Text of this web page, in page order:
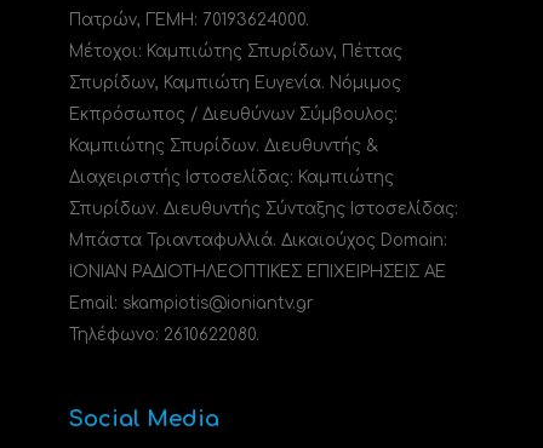
Πατρών, ΓΕΜΗ: 70193624000.
Μέτοχοι: Καμπιώτης Σπυρίδων, Πέττας
Σπυρίδων, Καμπιώτη Ευγενία. Νόμιμος
Εκπρόσωπος / Διευθύνων Σύμβουλος:
Καμπιώτης Σπυρίδων. Διευθυντής &
Διαχειριστής Ιστοσελίδας: Καμπιώτης
Σπυρίδων. Διευθυντής Σύνταξης Ιστοσελίδας:
Μπάστα Τριανταφυλλιά. Δικαιούχος Domain:
ΙΟΝΙΑΝ ΡΑΔΙΟΤΗΛΕΟΠΤΙΚΕΣ ΕΠΙΧΕΙΡΗΣΕΙΣ ΑΕ
Email: skampiotis@ioniantv.gr
Τηλέφωνο: 2610622080.
Social Media